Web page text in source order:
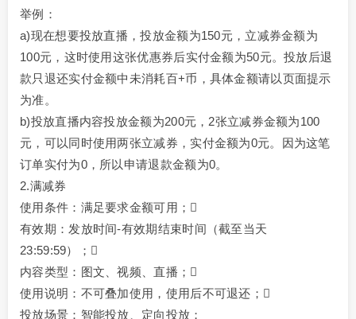
举例：
a)现在想要投放直播，投放金额为150元，立减券金额为
100元，这时使用这张优惠券后实付金额为50元。投放后退
款只退还实付金额中未消耗百+币，具体金额请以页面提示
为准。
b)投放直播内容投放金额为200元，2张立减券金额为100
元，可以同时使用两张立减券，实付金额为0元。因为这笔
订单实付为0，所以申请退款金额为0。
2.满减券
使用条件：满足要求金额可用；
有效期：发放时间-有效期结束时间（截至当天
23:59:59）；
内容类型：图文、视频、直播；
使用说明：不可叠加使用，使用后不可退还；
投放场景：智能投放、定向投放；